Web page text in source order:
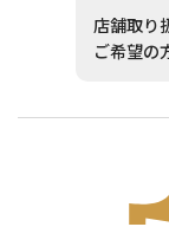
店舗取り
ご希望の